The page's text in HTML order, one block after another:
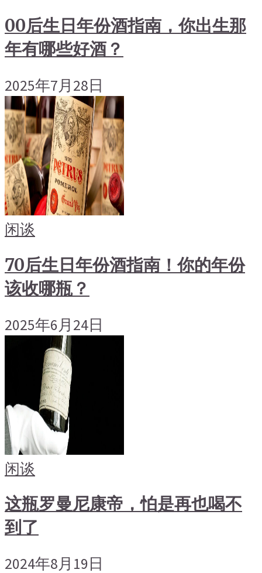
00后生日年份酒指南，你出生那
年有哪些好酒？
2025年7月28日
闲谈
70后生日年份酒指南！你的年份
该收哪瓶？
2025年6月24日
闲谈
这瓶罗曼尼康帝，怕是再也喝不
到了
2024年8月19日